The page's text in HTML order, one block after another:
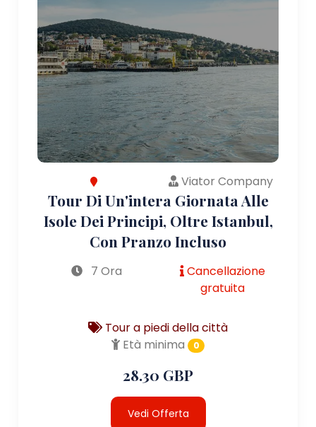
Viator Company
Tour Di Un'intera Giornata Alle
Isole Dei Principi, Oltre Istanbul,
Con Pranzo Incluso
7 Ora
Cancellazione
gratuita
Tour a piedi della città
Età minima
0
28.30 GBP
Vedi Offerta